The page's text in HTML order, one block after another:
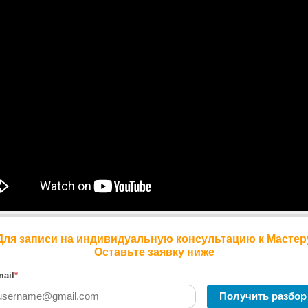
записи на индивидуальную консультацию к
Оставьте заявку ниже
*
Получить разбор